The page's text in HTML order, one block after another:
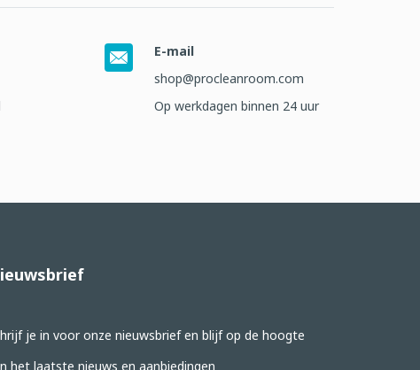
E-mail
shop@procleanroom.com
Op werkdagen binnen 24 uur
je in voor onze nieuwsbrief en blijf op de hoogte
het laatste nieuws en aanbiedingen